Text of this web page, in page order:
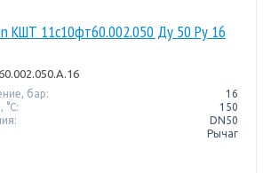
КШТ 11с10фт60.002.050 Ду 50 Ру 16
бар:
16
°С:
150
DN50
Рычаг